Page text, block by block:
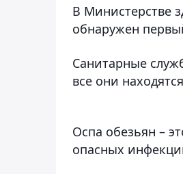
В Министерстве
обнаружен
Санитарные
все они
Оспа обезьян –
опасных